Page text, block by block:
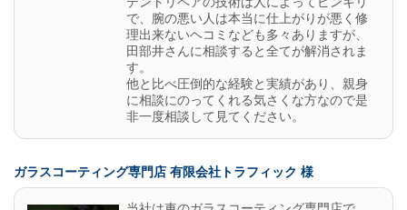
で、腕の悪い人は本当に仕上がりが悪く修
理出来ないヘコミなども多々ありますが、
田部井さんに相談すると全てが解消されま
す。
他と比べ圧倒的な経験と実績があり、親身
に相談にのってくれる気さくな方なので是
非一度相談して見てください。
ガラスコーティング専門店 有限会社トラフィック 様